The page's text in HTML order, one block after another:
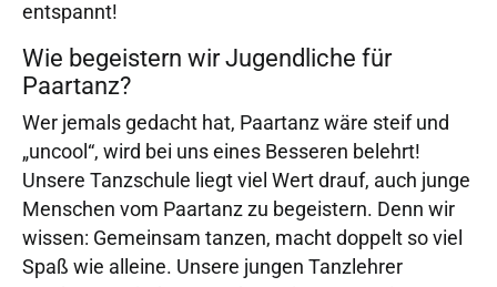
entspannt!
Wie begeistern wir Jugendliche für
Paartanz?
Wer jemals gedacht hat, Paartanz wäre steif und
„uncool“, wird bei uns eines Besseren belehrt!
Unsere Tanzschule liegt viel Wert drauf, auch junge
Menschen vom Paartanz zu begeistern. Denn wir
wissen: Gemeinsam tanzen, macht doppelt so viel
Spaß wie alleine. Unsere jungen Tanzlehrer